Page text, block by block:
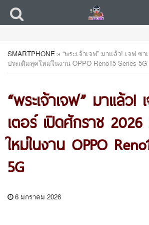
SMARTPHONE » “พระเจ้าเจฟ” มาแล้ว! เจฟ ซ
ประเดิมลุคใหม่ในงาน OPPO Reno15 Series 5G
“พระเจ้าเจฟ” มาแล้ว!
เตอร์ เปิดศักราช 2026
ใหม่ในงาน OPPO
5G
6 มกราคม 2026